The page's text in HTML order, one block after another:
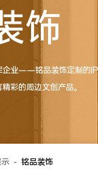
饰
企业——铭品装饰定制的
彩的周边文创产品。
- 铭品装饰